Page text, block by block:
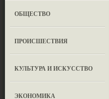
ОБЩЕСТВО
ПРОИСШЕСТВИЯ
КУЛЬТУРА И ИСКУССТВО
ЭКОНОМИКА